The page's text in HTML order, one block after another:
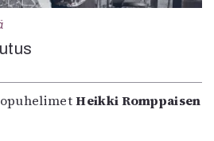
Heikki Romppaisen